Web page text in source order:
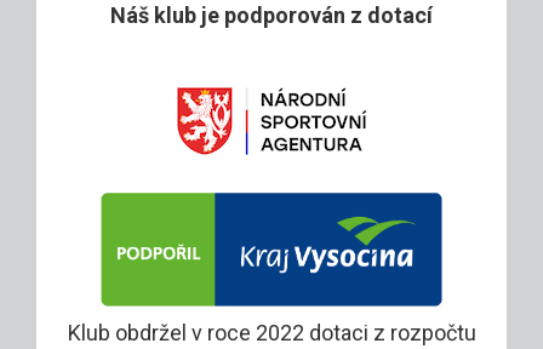
Náš klub je podporován z dotací
Klub obdržel v roce 2022 dotaci z rozpočtu